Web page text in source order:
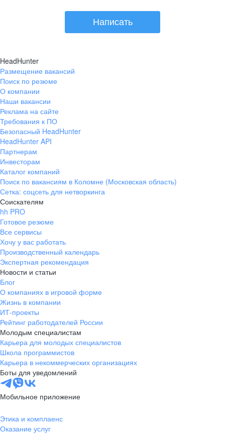
Написать
HeadHunter
Размещение вакансий
Поиск по резюме
О компании
Наши вакансии
Реклама на сайте
Требования к ПО
Безопасный HeadHunter
HeadHunter API
Партнерам
Инвесторам
Каталог компаний
Поиск по вакансиям в Коломне (Московская область)
Сетка: соцсеть для нетворкинга
Соискателям
hh PRO
Готовое резюме
Все сервисы
Хочу у вас работать
Производственный календарь
Экспертная рекомендация
Новости и статьи
Блог
О компаниях в игровой форме
Жизнь в компании
ИТ-проекты
Рейтинг работодателей России
Молодым специалистам
Карьера для молодых специалистов
Школа программистов
Карьера в некоммерческих организациях
Боты для уведомлений
Мобильное приложение
Этика и комплаенс
Оказание услуг